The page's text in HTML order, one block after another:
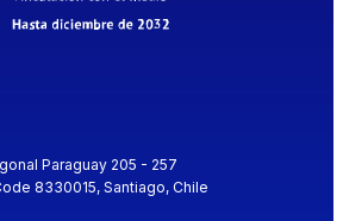
Paraguay 205 - 257
8330015, Santiago, Chile